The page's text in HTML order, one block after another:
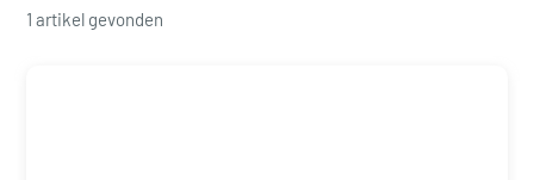
1 artikel gevonden